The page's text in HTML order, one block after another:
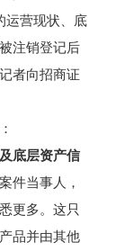
运营现状、底
注销登记后
者向招商证
底层资产信
件当事人，
更多。这只
品并由其他